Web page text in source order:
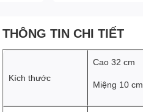
THÔNG TIN CHI TIẾT
Kích thước
Cao 32 cm
Miệng 10 cm